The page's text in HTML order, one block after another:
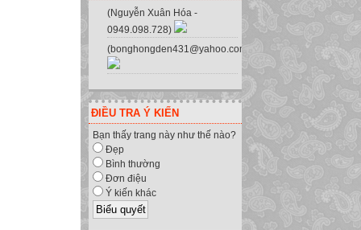
(Nguyễn Xuân Hóa -
0949.098.728)
(bonghongden431@yahoo.com.vn)
ĐIỀU TRA Ý KIẾN
Bạn thấy trang này như thế nào?
Đẹp
Bình thường
Đơn điệu
Ý kiến khác